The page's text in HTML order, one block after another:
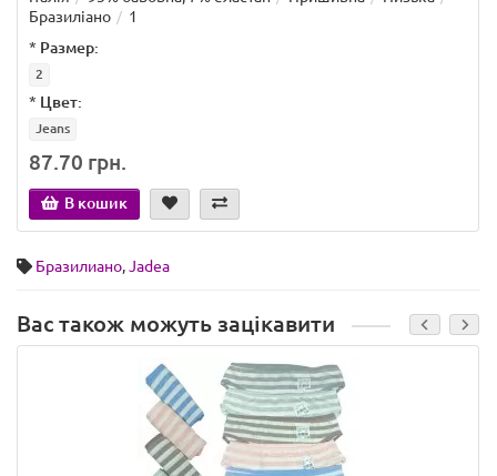
Бразиліано
1
* Размер:
2
* Цвет:
Jeans
87.70 грн.
В кошик
Бразилиано,Jadea
Вас також можуть зацікавити